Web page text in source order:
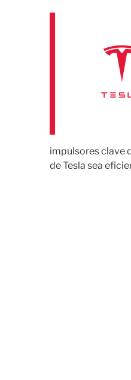
impulsores clave
de Tesla sea